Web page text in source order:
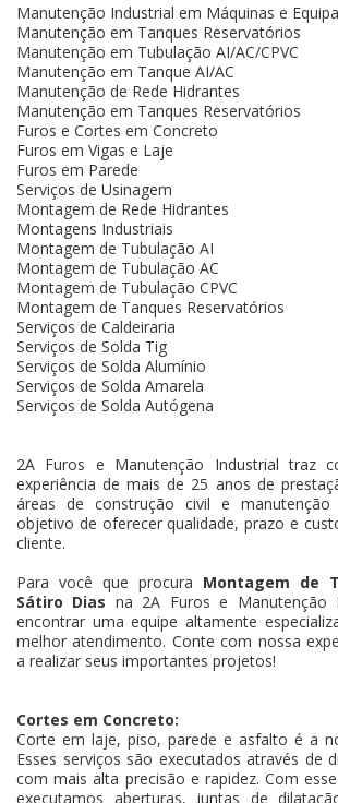
Manutenção Industrial em Máquinas e
Manutenção em Tanques Reservatórios
Manutenção em Tubulação AI/AC/CPVC
Manutenção em Tanque AI/AC
Manutenção de Rede Hidrantes
Manutenção em Tanques Reservatórios
Furos e Cortes em Concreto
Furos em Vigas e Laje
Furos em Parede
Serviços de Usinagem
Montagem de Rede Hidrantes
Montagens Industriais
Montagem de Tubulação AI
Montagem de Tubulação AC
Montagem de Tubulação CPVC
Montagem de Tanques Reservatórios
Serviços de Caldeiraria
Serviços de Solda Tig
Serviços de Solda Alumínio
Serviços de Solda Amarela
Serviços de Solda Autógena
2A Furos e Manutenção Industrial traz
experiência de mais de 25 anos de
áreas de construção civil e
objetivo de oferecer qualidade, prazo e
cliente.
Para você que procura Montagem de
Sátiro Dias na 2A Furos e Manutenção
encontrar uma equipe altamente
melhor atendimento. Conte com nossa
a realizar seus importantes projetos!
Cortes em Concreto:
Corte em laje, piso, parede e asfalto é a
Esses serviços são executados através de
com mais alta precisão e rapidez. Com
executamos aberturas, juntas de